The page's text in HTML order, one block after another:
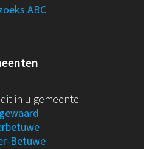
ABC
in u gemeente
Betuwe